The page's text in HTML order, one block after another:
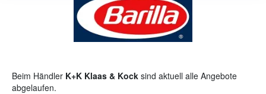
Beim Händler K+K Klaas & Kock sind aktuell alle Angebote
abgelaufen.